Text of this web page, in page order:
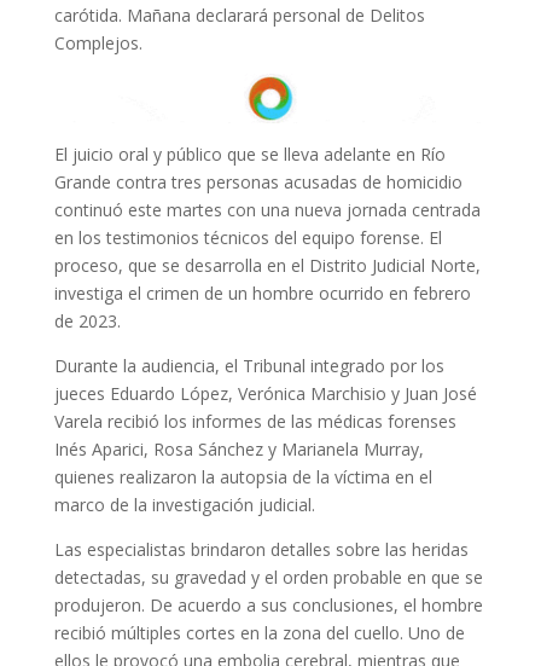
carótida. Mañana declarará personal de Delitos
Complejos.
El juicio oral y público que se lleva adelante en Río
Grande contra tres personas acusadas de homicidio
continuó este martes con una nueva jornada centrada
en los testimonios técnicos del equipo forense. El
proceso, que se desarrolla en el Distrito Judicial Norte,
investiga el crimen de un hombre ocurrido en febrero
de 2023.
Durante la audiencia, el Tribunal integrado por los
jueces Eduardo López, Verónica Marchisio y Juan José
Varela recibió los informes de las médicas forenses
Inés Aparici, Rosa Sánchez y Marianela Murray,
quienes realizaron la autopsia de la víctima en el
marco de la investigación judicial.
Las especialistas brindaron detalles sobre las heridas
detectadas, su gravedad y el orden probable en que se
produjeron. De acuerdo a sus conclusiones, el hombre
recibió múltiples cortes en la zona del cuello. Uno de
ellos le provocó una embolia cerebral, mientras que